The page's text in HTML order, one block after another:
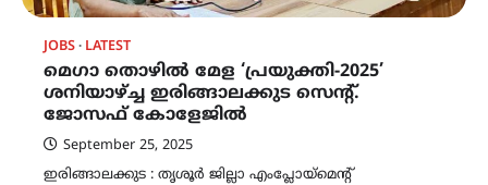
JOBS LATEST
മെഗാ തൊഴിൽ മേള ‘പ്രയുക്തി-2025’
ശനിയാഴ്ച്ച ഇരിങ്ങാലക്കുട സെൻ്റ്.
ജോസഫ് കോളേജിൽ
September 25, 2025
ഇരിങ്ങാലക്കുട : തൃശൂർ ജില്ലാ എംപ്ലോയ്മെൻ്റ്